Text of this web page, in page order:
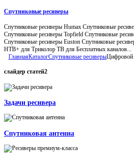
Спутниковые ресиверы
Спутниковые ресиверы Humax Спутниковые
Спутниковые ресиверы Topfield Спутниковые
Спутниковые ресиверы Euston Спутниковые
НТВ+ для Триколор ТВ для Бесплатных каналов...
ГлавнаяКаталогСпутниковые ресиверыЦифровой
слайдер статей2
Задачи ресивера
Спутниковая антенна